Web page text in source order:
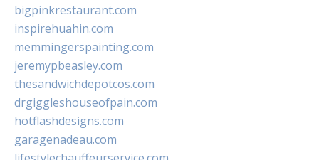
bigpinkrestaurant.com
inspirehuahin.com
memmingerspainting.com
jeremypbeasley.com
thesandwichdepotcos.com
drgiggleshouseofpain.com
hotflashdesigns.com
garagenadeau.com